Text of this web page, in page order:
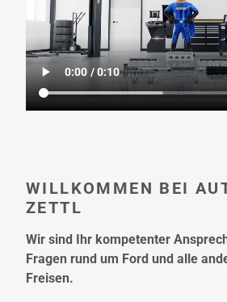
WILLKOMMEN BEI
ZETTL
Wir sind Ihr kompetenter
Fragen rund um Ford und alle
Freisen.